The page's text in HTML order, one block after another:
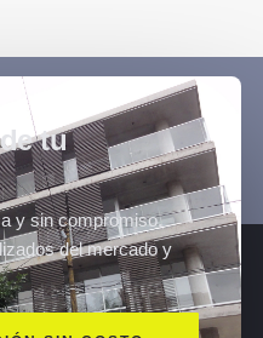
tu
y sin compromiso,
del mercado y